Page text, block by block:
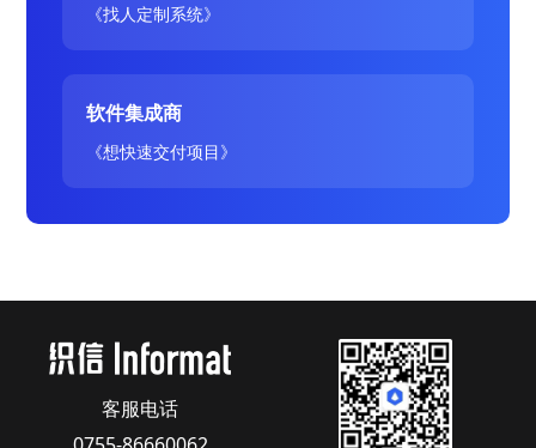
《找人定制系统》
软件集成商
《想快速交付项目》
客服电话